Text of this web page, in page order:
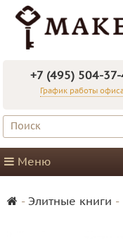
+7 (495) 504-37-
График работы
Меню
- Элитные книги -